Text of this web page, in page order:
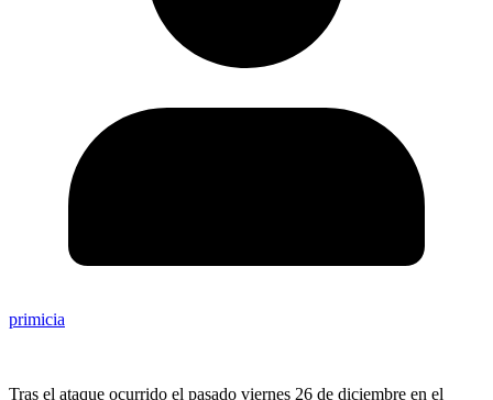
primicia
Tras el ataque ocurrido el pasado viernes 26 de diciembre en el